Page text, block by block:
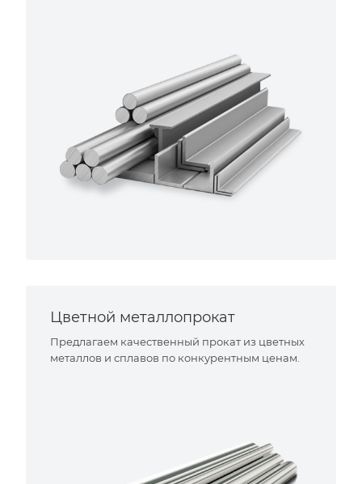
Цветной металлопрокат
Предлагаем качественный прокат из цветных
металлов и сплавов по конкурентным ценам.